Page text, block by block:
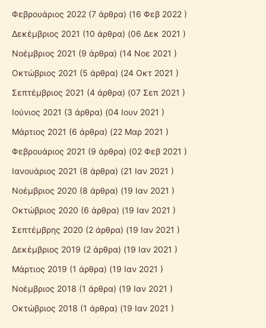
Φεβρουάριος 2022 (7 άρθρα) (16 Φεβ 2022 )
Δεκέμβριος 2021 (10 άρθρα) (06 Δεκ 2021 )
Νοέμβριος 2021 (9 άρθρα) (14 Νοε 2021 )
Οκτώβριος 2021 (5 άρθρα) (24 Οκτ 2021 )
Σεπτέμβριος 2021 (4 άρθρα) (07 Σεπ 2021 )
Ιούνιος 2021 (3 άρθρα) (04 Ιουν 2021 )
Μάρτιος 2021 (6 άρθρα) (22 Μαρ 2021 )
Φεβρουάριος 2021 (9 άρθρα) (02 Φεβ 2021 )
Ιανουάριος 2021 (8 άρθρα) (21 Ιαν 2021 )
Νοέμβριος 2020 (8 άρθρα) (19 Ιαν 2021 )
Οκτώβριος 2020 (6 άρθρα) (19 Ιαν 2021 )
Σεπτέμβρης 2020 (2 άρθρα) (19 Ιαν 2021 )
Δεκέμβριος 2019 (2 άρθρα) (19 Ιαν 2021 )
Μάρτιος 2019 (1 άρθρα) (19 Ιαν 2021 )
Νοέμβριος 2018 (1 άρθρα) (19 Ιαν 2021 )
Οκτώβριος 2018 (1 άρθρα) (19 Ιαν 2021 )